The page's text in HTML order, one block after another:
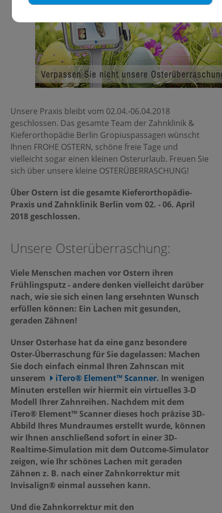
Unsere Praxis bleibt vom 02.04.-06.04.2018
geschlossen. Das gesamte Team der Zahnklinik &
Kieferorthopädie Berlin Gropiuspassagen wünscht
Ihnen FROHE OSTERN, schöne freie Tage und
vielleicht sogar einen kleinen Osterurlaub. Freuen Sie
sich über unsere kleine OSTERÜBERRASCHUNG!
Über Ostern ist die gesamte Kieferorthopädie-
Praxis und Zahnklinik Berlin vom 02. - 06. April
2018 geschlossen.
Unsere Osterüberraschung:
Viele Menschen machen vor Ostern ihren
Frühlingsputz - andere denken vielleicht darüber
nach, wie sie sich einen lang ersehnten Wunsch
erfüllen können: Ein Lachen mit gesunden,
geraden Zähnen!
Unser Osterhase hat da eine ganz besondere
Oster-Überraschungfür Sie dagelassen: Machen
Sie doch einfach einmal Ihren Zahnscan mit
unserem
iTero® Element™ Scanner. In wenigen
Minuten erstellen wir hiermit ein virtuelles 3-D
Modell Ihrer Zahnreihen. Nachdem mit dem
iTero® Element™ Scanner dieses hoch präzise 3D-
Abbild Ihres Mundraumes erstellt wurde, können
wir Ihnen anschließend sofort in einer 3D-
Realtime-Simulation mit dem Outcome-Simulator
zeigen, wie Ihr schönes Lachen mit geraden
Zähnen z. B. nach einer Zahnkorrektur mit
Invisalign® einmal aussehen kann.
Und die Zahnkorrektur mit den